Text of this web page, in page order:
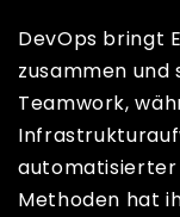
DevOps bringt
zusammen
Teamwork,
Methoden hat